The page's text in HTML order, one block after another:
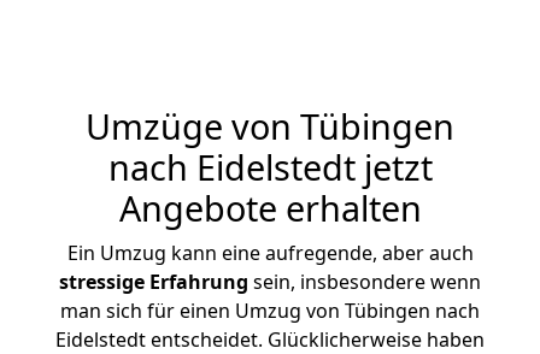
Umzüge von Tübingen
nach Eidelstedt jetzt
Angebote erhalten
Ein Umzug kann eine aufregende, aber auch
stressige Erfahrung sein, insbesondere wenn
man sich für einen Umzug von Tübingen nach
Eidelstedt entscheidet. Glücklicherweise haben